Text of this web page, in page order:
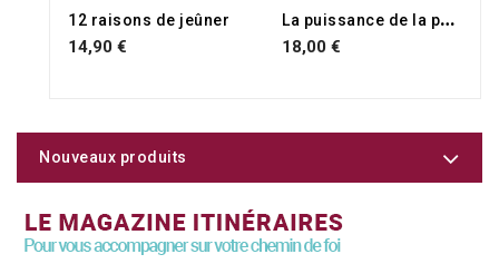
12 raisons de jeûner
14,90 €
RUPTURE DE STOCK L
a puissance de la prière et du jeûne
18,00 €
Nouveaux produits